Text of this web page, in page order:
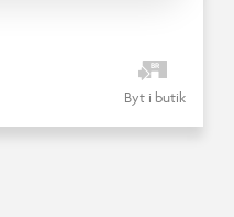
Byt i butik